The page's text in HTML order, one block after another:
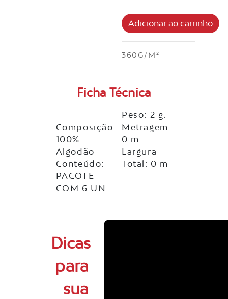
360G/M²
Ficha Técnica
Composição:
100%
Algodão
Conteúdo:
PACOTE
COM 6 UN
Peso: 2 g.
Metragem:
0 m
Largura
Total: 0 m
Dicas
para
sua